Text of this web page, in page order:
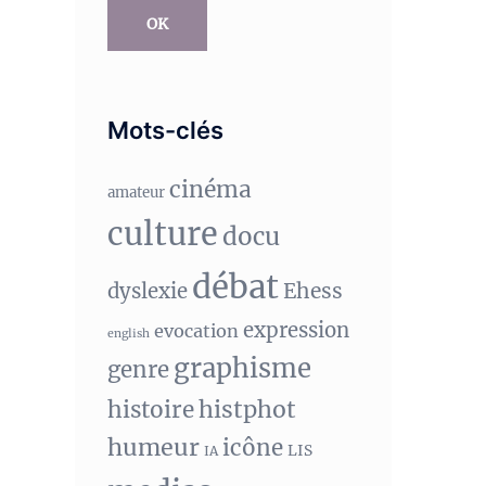
OK
Mots-clés
amateur cinéma
culture docu
dyslexie débat Ehess
english evocation expression
genre graphisme
histoirehistphot
humeur IA icône LIS